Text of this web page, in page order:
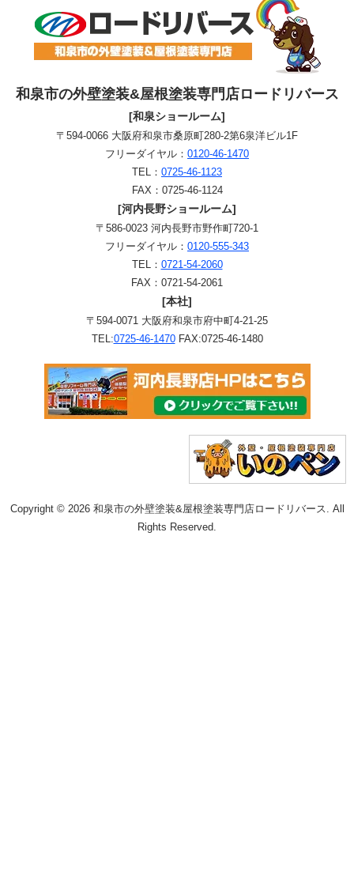
和泉市の外壁塗装&屋根塗装専門店ロードリバース
[和泉ショールーム]
〒594-0066 大阪府和泉市桑原町280-2第6泉洋ビル1F
フリーダイヤル： 0120-46-1470
TEL： 0725-46-1123
FAX：0725-46-1124
[河内長野ショールーム]
〒586-0023 河内長野市野作町720-1
フリーダイヤル： 0120-555-343
TEL： 0721-54-2060
FAX：0721-54-2061
[本社]
〒594-0071 大阪府和泉市府中町4-21-25
TEL:0725-46-1470FAX:0725-46-1480
Copyright © 2026 和泉市の外壁塗装&屋根塗装専門店ロードリバース. All
Rights Reserved.